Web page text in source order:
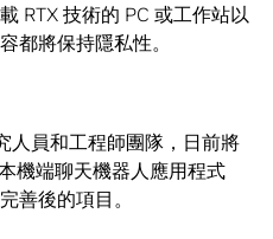
RTX 技術的 PC 或工作站以
都將保持隱私性。
人員和工程師團隊，日前將
機端聊天機器人應用程式
善後的項目。